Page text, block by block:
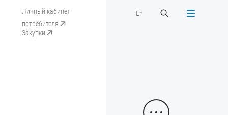
Личный кабинет
потребителя
Закупки
En